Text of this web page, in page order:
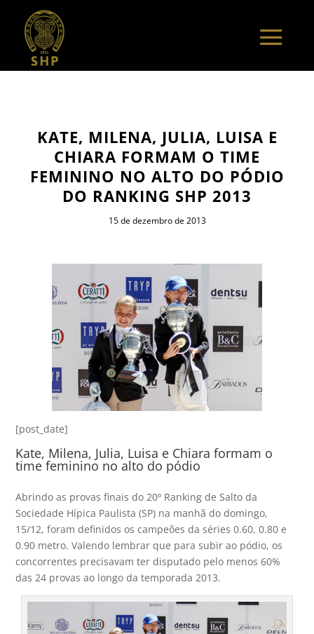
KATE, MILENA, JULIA, LUISA E
CHIARA FORMAM O TIME
FEMININO NO ALTO DO PÓDIO
DO RANKING SHP 2013
15 de dezembro de 2013
[post_date]
Kate, Milena, Julia, Luisa e Chiara formam o
time feminino no alto do pódio
Abrindo as provas finais do 20º Ranking de Salto da
Sociedade Hípica Paulista (SP) na manhã do domingo,
15/12, foram definidos os campeões da séries 0.60, 0.80 e
0.90 metro. Valendo lembrar que para subir ao pódio, os
concorrentes precisavam ter disputado pelo menos 60%
das 24 provas ao longo da temporada 2013.